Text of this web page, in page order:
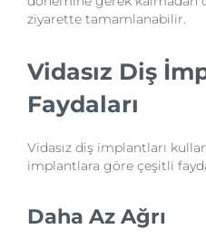
ziyarette tamamlanabilir.
Vidasız Diş
Faydaları
Vidasız diş implantları
implantlara göre çeşitli
Daha Az Ağrı